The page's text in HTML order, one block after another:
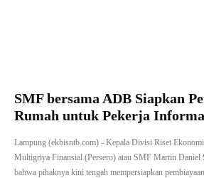
SMF bersama ADB Siapkan
Rumah untuk Pekerja
Lampung (ekbisntb.com) - Kepala Divisi Riset
Multigriya Finansial (Persero) atau SMF Martin Daniel
bahwa pihaknya kini tengah mempersiapkan